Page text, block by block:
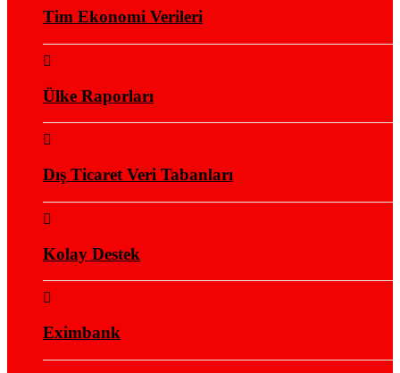
Tim Ekonomi Verileri
Ülke Raporları
Dış Ticaret Veri Tabanları
Kolay Destek
Eximbank